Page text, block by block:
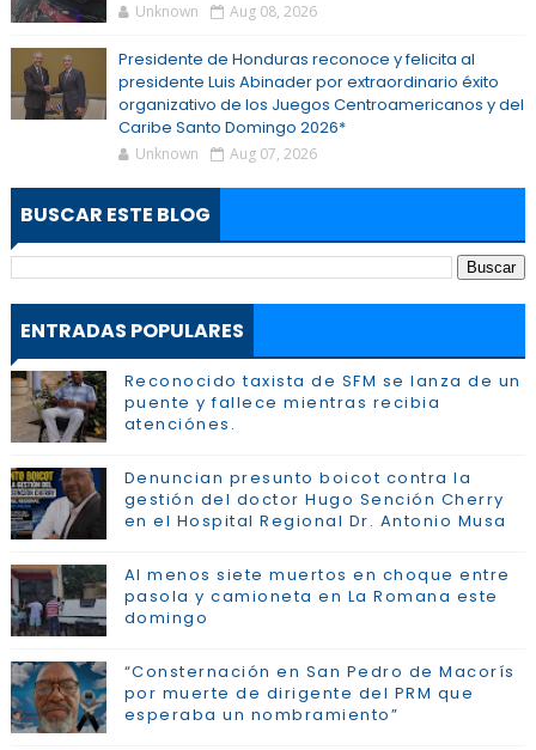
Unknown Aug 08, 2026
Presidente de Honduras reconoce y felicita al
presidente Luis Abinader por extraordinario éxito
organizativo de los Juegos Centroamericanos y del
Caribe Santo Domingo 2026*
Unknown Aug 07, 2026
BUSCAR ESTE BLOG
ENTRADAS POPULARES
Reconocido taxista de SFM se lanza de un
puente y fallece mientras recibia
atenciónes.
Denuncian presunto boicot contra la
gestión del doctor Hugo Sención Cherry
en el Hospital Regional Dr. Antonio Musa
Al menos siete muertos en choque entre
pasola y camioneta en La Romana este
domingo
“Consternación en San Pedro de Macorís
por muerte de dirigente del PRM que
esperaba un nombramiento”